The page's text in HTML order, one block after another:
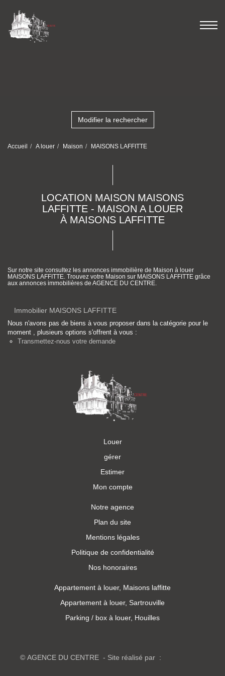
Modifier la rechercher
Accueil A louer Maison MAISONS LAFFITTE
LOCATION MAISON MAISONS
LAFFITTE - MAISON A LOUER
À MAISONS LAFFITTE
Sur notre site consultez les annonces immobilière de Maison à louer
MAISONS LAFFITTE. Trouvez votre Maison sur MAISONS LAFFITTE grâce
aux annonces immobilières de AGENCE DU CENTRE.
Immobilier MAISONS LAFFITTE
Nous n'avons pas de biens à vous proposer dans la catégorie pour le
moment , plusieurs options s'offrent à vous :
Transmettez-nous votre demande
Louer
gérer
Estimer
Mon compte
Notre agence
Plan du site
Mentions légales
Politique de confidentialité
Nos honoraires
Appartement à louer, Maisons laffitte
Appartement à louer, Sartrouville
Parking / box à louer, Houilles
© AGENCE DU CENTRE - Site réalisé par :